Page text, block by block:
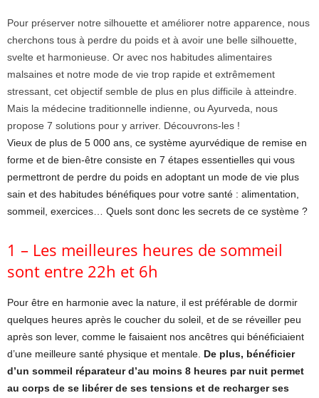
Pour préserver notre silhouette et améliorer notre apparence, nous
cherchons tous à perdre du poids et à avoir une belle silhouette,
svelte et harmonieuse. Or avec nos habitudes alimentaires
malsaines et notre mode de vie trop rapide et extrêmement
stressant, cet objectif semble de plus en plus difficile à atteindre.
Mais la médecine traditionnelle indienne, ou Ayurveda, nous
propose 7 solutions pour y arriver. Découvrons-les !
Vieux de plus de 5 000 ans, ce système ayurvédique de remise en
forme et de bien-être consiste en 7 étapes essentielles qui vous
permettront de perdre du poids en adoptant un mode de vie plus
sain et des habitudes bénéfiques pour votre santé : alimentation,
sommeil, exercices… Quels sont donc les secrets de ce système ?
1 – Les meilleures heures de sommeil
sont entre 22h et 6h
Pour être en harmonie avec la nature, il est préférable de dormir
quelques heures après le coucher du soleil, et de se réveiller peu
après son lever, comme le faisaient nos ancêtres qui bénéficiaient
d’une meilleure santé physique et mentale. De plus, bénéficier
d’un sommeil réparateur d’au moins 8 heures par nuit permet
au corps de se libérer de ses tensions et de recharger ses